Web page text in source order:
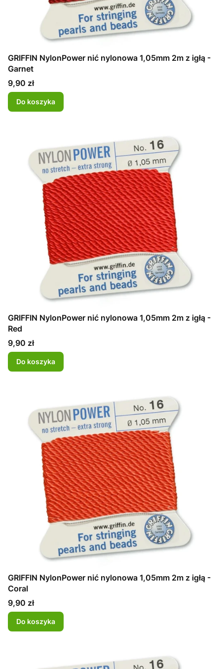
GRIFFIN NylonPower nić nylonowa 1,05mm 2m z igłą -
Garnet
Cena
9,90 zł
Do koszyka
GRIFFIN NylonPower nić nylonowa 1,05mm 2m z igłą -
Red
Cena
9,90 zł
Do koszyka
GRIFFIN NylonPower nić nylonowa 1,05mm 2m z igłą -
Coral
Cena
9,90 zł
Do koszyka